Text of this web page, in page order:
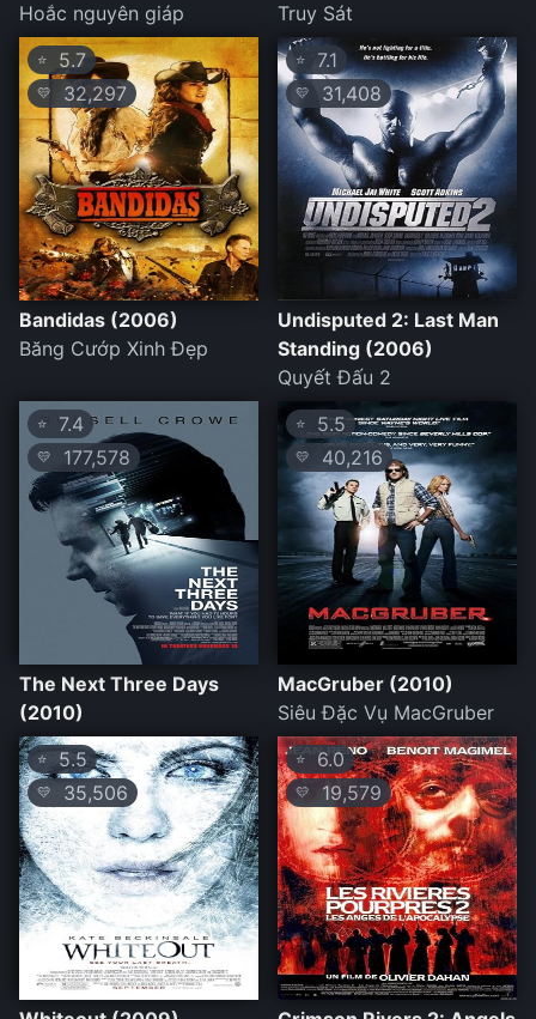
Hoắc nguyên giáp
Truy Sát
⭐ 5.7
💛 32,297
Bandidas (2006)
Băng Cướp Xinh Đẹp
⭐ 7.1
💛 31,408
Undisputed 2: Last Man
Standing (2006)
Quyết Đấu 2
⭐ 7.4
💛 177,578
The Next Three Days
(2010)
⭐ 5.5
💛 40,216
MacGruber (2010)
Siêu Đặc Vụ MacGruber
⭐ 5.5
💛 35,506
⭐ 6.0
💛 19,579